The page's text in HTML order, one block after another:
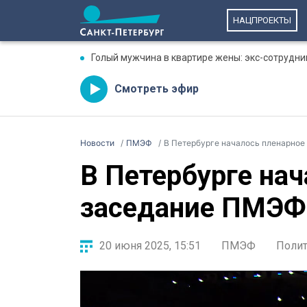
НАЦПРОЕКТЫ
Голый мужчина в квартире жены: экс-
Смотреть эфир
Новости ПМЭФ В Петербурге началось
В Петербурге
заседание ПМЭФ
20 июня 2025, 15:51 ПМЭФ